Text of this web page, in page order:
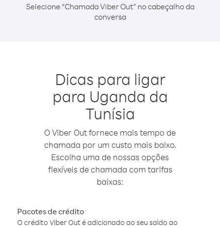
Selecione “Chamada Viber Out” no cabeçalho da
conversa
Dicas para ligar
para Uganda da
Tunísia
O Viber Out fornece mais tempo de
chamada por um custo mais baixo.
Escolha uma de nossas opções
flexíveis de chamada com tarifas
baixas:
Pacotes de crédito
O crédito Viber Out é adicionado ao seu saldo ao